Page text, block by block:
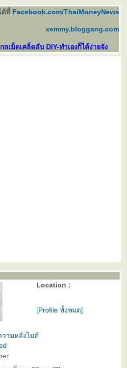
ด้ที่ Facebook.com/ThaiMoneyNews
xemmy.bloggang.com
กลเม็ดเคล็ดลับ DIY-ทำเองก็ได้ง่ายจัง
Location :
[Profile ทั้งหมด]
วามหลังไมค์